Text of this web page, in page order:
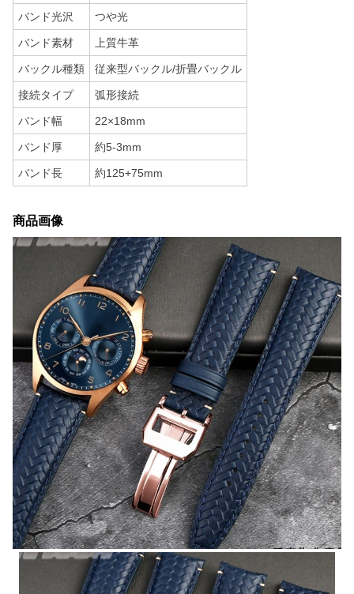
バンド光沢 つや光
バンド素材 上質牛革
バックル種類 従来型バックル/折畳バックル
接続タイプ 弧形接続
バンド幅 22×18mm
バンド厚 約5-3mm
バンド長 約125+75mm
商品画像